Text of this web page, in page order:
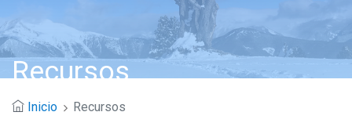
Recursos
Inicio Recursos